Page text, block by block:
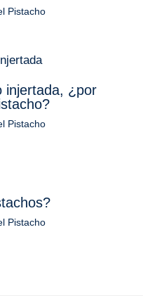
Pistacho
injertada, ¿por
Pistacho
Pistacho